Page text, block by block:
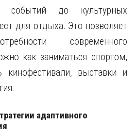
событий до культурных
для отдыха. Это позволяет
современного
как заниматься спортом,
кинофестивали, выставки и
адаптивного